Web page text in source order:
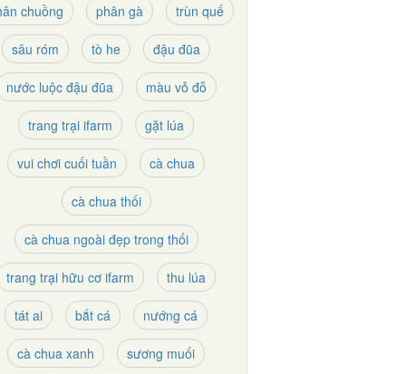
chuồng phân gà trùn quế
sâu róm tò he đậu đũa
nước luộc đậu đũa màu vỏ đỗ
trang trại ifarm gặt lúa
vui chơi cuối tuần cà chua
cà chua thối
cà chua ngoài đẹp trong thối
trang trại hữu cơ ifarm thu lúa
tát ai bắt cá nướng cá
cà chua xanh sương muối